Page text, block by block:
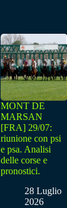
MONT DE
MARSAN
[FRA] 29/07:
riunione con psi
e psa. Analisi
delle corse e
pronostici.
28 Luglio
2026